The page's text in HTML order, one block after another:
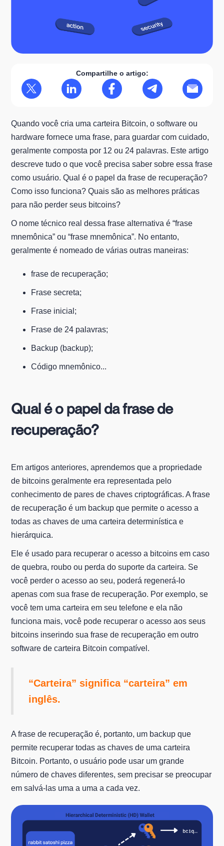
Compartilhe o artigo:
Quando você cria uma carteira Bitcoin, o software ou
hardware fornece uma frase, para guardar com cuidado,
geralmente composta por 12 ou 24 palavras. Este artigo
descreve tudo o que você precisa saber sobre essa frase
como usuário. Qual é o papel da frase de recuperação?
Como isso funciona? Quais são as melhores práticas
para não perder seus bitcoins?
O nome técnico real dessa frase alternativa é “frase
mnemônica” ou “frase mnemônica”. No entanto,
geralmente é nomeado de várias outras maneiras:
frase de recuperação;
Frase secreta;
Frase inicial;
Frase de 24 palavras;
Backup (backup);
Código mnemônico...
Qual é o papel da frase de
recuperação?
Em artigos anteriores, aprendemos que a propriedade
de bitcoins geralmente era representada pelo
conhecimento de pares de chaves criptográficas. A frase
de recuperação é um backup que permite o acesso a
todas as chaves de uma carteira determinística e
hierárquica.
Ele é usado para recuperar o acesso a bitcoins em caso
de quebra, roubo ou perda do suporte da carteira. Se
você perder o acesso ao seu, poderá regenerá-lo
apenas com sua frase de recuperação. Por exemplo, se
você tem uma carteira em seu telefone e ela não
funciona mais, você pode recuperar o acesso aos seus
bitcoins inserindo sua frase de recuperação em outro
software de carteira Bitcoin compatível.
“Carteira” significa “carteira” em
inglês.
A frase de recuperação é, portanto, um backup que
permite recuperar todas as chaves de uma carteira
Bitcoin. Portanto, o usuário pode usar um grande
número de chaves diferentes, sem precisar se preocupar
em salvá-las uma a uma a cada vez.